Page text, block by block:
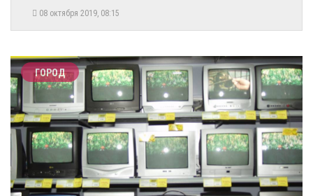
08 октября 2019, 08:15
ГОРОД